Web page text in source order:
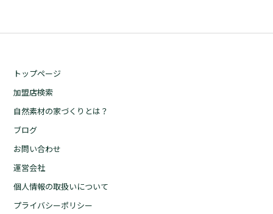
トップページ
加盟店検索
自然素材の家づくりとは？
ブログ
お問い合わせ
運営会社
個人情報の取扱いについて
プライバシーポリシー